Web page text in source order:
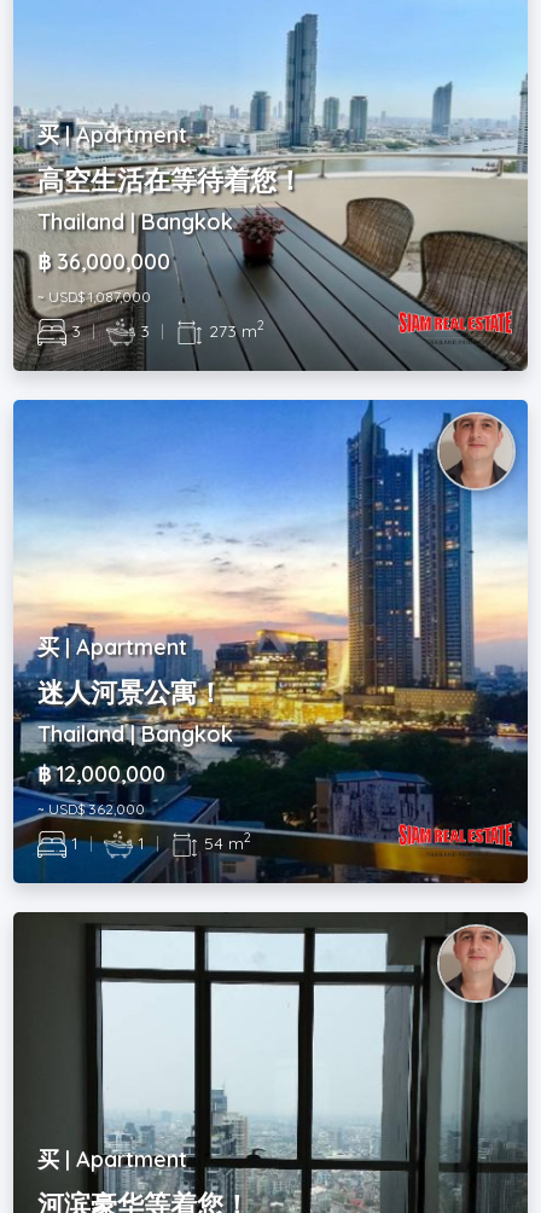
买 | Apartment
高空生活在等待着您！
Thailand | Bangkok
฿ 36,000,000
~ USD$ 1,087,000
3 | 3 | 273 m2
买 | Apartment
迷人河景公寓！
Thailand | Bangkok
฿ 12,000,000
~ USD$ 362,000
1 | 1 | 54 m2
买 | Apartment
河滨豪华等着您！